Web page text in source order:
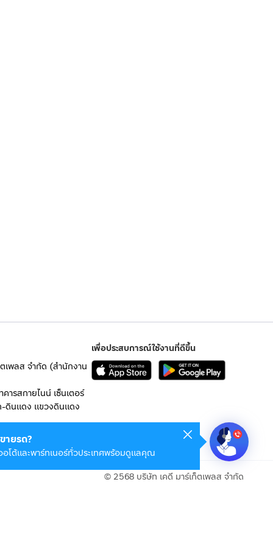
เพลส จำกัด (สำนักงาน
ารสกายไนน์ เซ็นเตอร์
ดินแดง แขวงดินแดง
เพื่อประสบการณ์ใช้งานที่ดีขึ้น
© 2568 บริษัท เคดี มาร์เก็ตเพลส จำกัด
ายรถ?
อโต้และพาร์ทเนอร์ทั่วประเทศพร้อมดูแลคุณ